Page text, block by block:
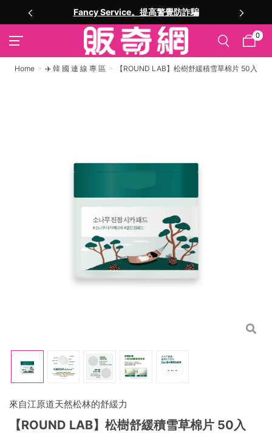
防詐騙 註冊就送購物金
0
Home ✈️ 韓 國 連 線 專 區 【ROUND LAB】松樹舒緩積雪草棉片 50入
來自江原道天然松林的舒緩力
【ROUND LAB】松樹舒緩積雪草棉片 50入